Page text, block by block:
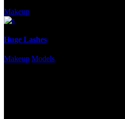
Makeup
Huge Lashes
Makeup Models